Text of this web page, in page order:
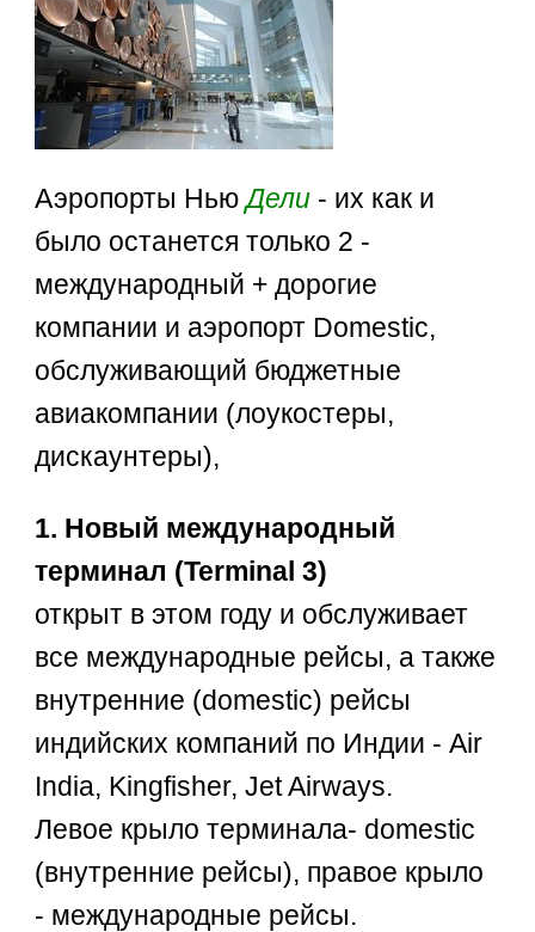
Аэропорты НьюДели - их как и
было останется только 2 -
международный + дорогие
компании и аэропорт Domestic,
обслуживающий бюджетные
авиакомпании (лоукостеры,
диcкаунтеры),
1. Новый международный
терминал (Terminal 3)
открыт в этом году и обслуживает
все международные рейсы, а также
внутренние (domestic) рейсы
индийских компаний по Индии - Air
India, Kingfisher, Jet Airways.
Левое крыло терминала- domestic
(внутренние рейсы), правое крыло
- международные рейсы.